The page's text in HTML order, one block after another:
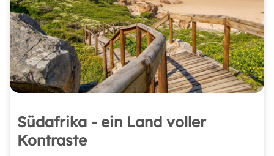
Südafrika - ein Land voller
Kontraste